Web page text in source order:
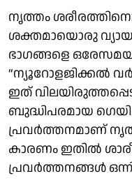
നൃത്തം
ശക്തമായൊരു
ഭാഗങ്ങളെ
“ന്യൂറോളജിക്കൽ
ഇത്
ബുദ്ധിപരമായ
പ്രവർത്തനമാണ്
കാരണം ഇതിൽ
പ്രവർത്തനങ്ങൾ